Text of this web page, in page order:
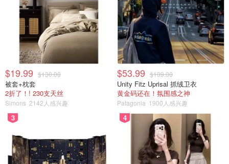
$19.99 $130.00
被套+枕套
2折了！! 230支天丝
Simons 2142人感兴趣
$53.99 $109.00
Unity Fitz Uprisal 抓绒卫衣
黄金码还在！氛围感之神
Patagonia 1900人感兴趣
3 4